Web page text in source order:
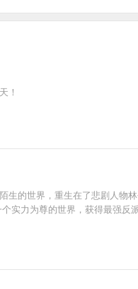
！
的世界，重生在了悲剧人物
力为尊的世界，获得最强反派